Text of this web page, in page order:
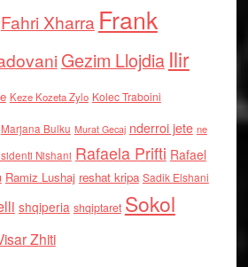
Fahri Xharra Frank
Gezim Llojdia Ilir
Keze Kozeta Zylo Kolec Traboini
Marjana Bulku Murat Gecaj nderroi jete ne
Nishani Rafaela Prifti Rafael
Ramiz Lushaj reshat kripa Sadik Elshani
shqiperia shqiptaret Sokol
Zhiti